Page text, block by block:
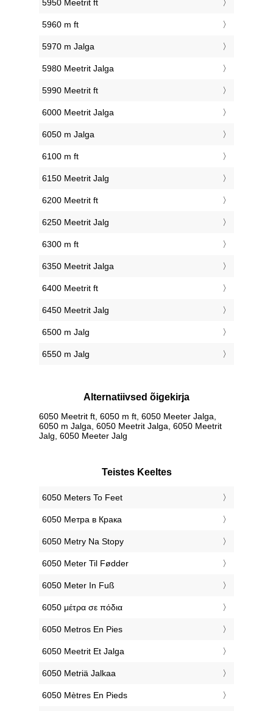
5950 Meetrit ft
5960 m ft
5970 m Jalga
5980 Meetrit Jalga
5990 Meetrit ft
6000 Meetrit Jalga
6050 m Jalga
6100 m ft
6150 Meetrit Jalg
6200 Meetrit ft
6250 Meetrit Jalg
6300 m ft
6350 Meetrit Jalga
6400 Meetrit ft
6450 Meetrit Jalg
6500 m Jalg
6550 m Jalg
Alternatiivsed õigekirja
6050 Meetrit ft, 6050 m ft, 6050 Meeter Jalga,
6050 m Jalga, 6050 Meetrit Jalga, 6050 Meetrit
Jalg, 6050 Meeter Jalg
Teistes Keeltes
‎6050 Meters To Feet
‎6050 Метра в Крака
‎6050 Metry Na Stopy
‎6050 Meter Til Fødder
‎6050 Meter In Fuß
‎6050 μέτρα σε πόδια
‎6050 Metros En Pies
‎6050 Meetrit Et Jalga
‎6050 Metriä Jalkaa
‎6050 Mètres En Pieds